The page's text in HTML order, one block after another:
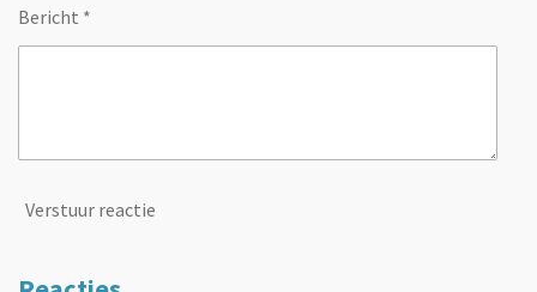
Bericht *
Verstuur reactie